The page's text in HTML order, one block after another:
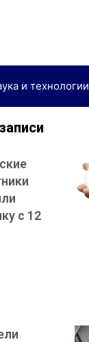
и технологии
с 12